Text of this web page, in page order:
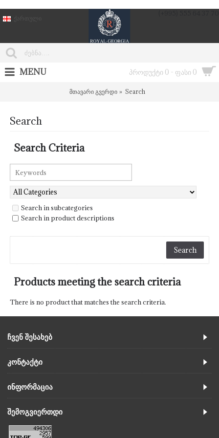
ქართული
პროდუქტი 0 - ფასი 0
MENU
მთავარი გვერდი Search
Search
Search Criteria
Search in subcategories
Search in product descriptions
Products meeting the search criteria
There is no product that matches the search criteria.
ᲩᲕᲔᲜ ᲨᲔᲡᲐᲮᲔᲑ
ᲙᲝᲜᲢᲐᲥᲢᲘ
ᲘᲜᲤᲝᲠᲛᲐᲪᲘᲐ
ᲨᲔᲛᲝᲒᲕᲘᲔᲠᲗᲓᲘ